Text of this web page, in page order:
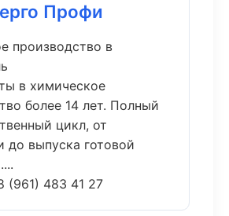
Профи
производство в
в химическое
более 14 лет. Полный
цикл, от
до выпуска готовой
(961) 483 41 27